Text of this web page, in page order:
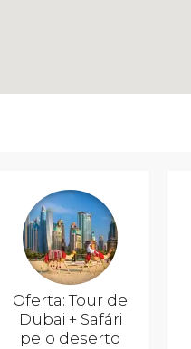
Oferta: Tour de
Dubai + Safári
pelo deserto